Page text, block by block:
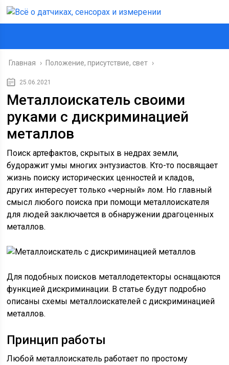
Главная › Положение, присутствие, свет ›
25.06.2021
Металлоискатель своими
руками с дискриминацией
металлов
Поиск артефактов, скрытых в недрах земли,
будоражит умы многих энтузиастов. Кто-то посвящает
жизнь поиску исторических ценностей и кладов,
других интересует только «черный» лом. Но главный
смысл любого поиска при помощи металлоискателя
для людей заключается в обнаружении драгоценных
металлов.
Для подобных поисков металлодетекторы оснащаются
функцией дискриминации. В статье будут подробно
описаны схемы металлоискателей с дискриминацией
металлов.
Принцип работы
Любой металлоискатель работает по простому